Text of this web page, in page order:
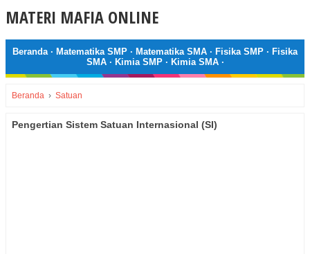
MATERI MAFIA ONLINE
Beranda· Matematika SMP · Matematika SMA · Fisika SMP · Fisika
SMA· Kimia SMP· Kimia SMA·
Beranda › Satuan
Pengertian Sistem Satuan Internasional (SI)